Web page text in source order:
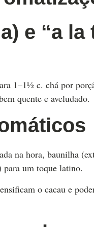
e “a la
1–1½ c. chá por
quente e aveludado.
na hora, baunilha
um toque latino.
o cacau e